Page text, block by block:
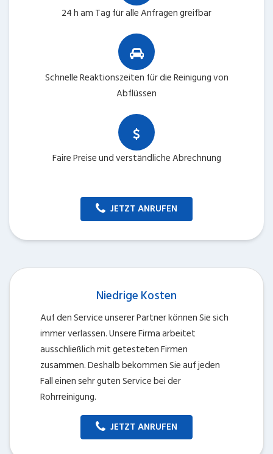
24 h am Tag für alle Anfragen greifbar
Schnelle Reaktionszeiten für die Reinigung von
Abflüssen
Faire Preise und verständliche Abrechnung
JETZT ANRUFEN
Niedrige Kosten
Auf den Service unserer Partner können Sie sich
immer verlassen. Unsere Firma arbeitet
ausschließlich mit getesteten Firmen
zusammen. Deshalb bekommen Sie auf jeden
Fall einen sehr guten Service bei der
Rohrreinigung.
JETZT ANRUFEN